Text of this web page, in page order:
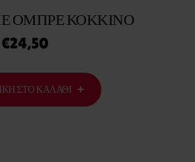
ΟΜΠΡΕ ΚΟΚΚΙΝΟ
€24,50
ΣΤΟ ΚΑΛΆΘΙ